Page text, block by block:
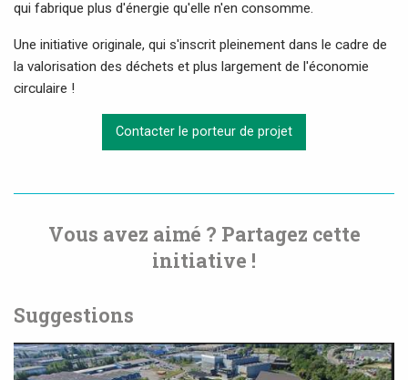
qui fabrique plus d'énergie qu'elle n'en consomme.
Une initiative originale, qui s'inscrit pleinement dans le cadre de
la valorisation des déchets et plus largement de l'économie
circulaire !
Contacter le porteur de projet
Vous avez aimé ? Partagez cette
initiative !
Suggestions